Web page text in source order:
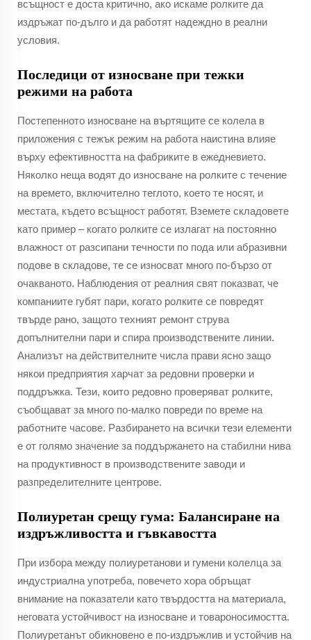
всъщност е доста критично, ако искаме ролките да
издръжат по-дълго и да работят надеждно в реални
условия.
Последици от износване при тежки
режими на работа
Постепенното износване на въртящите се колела в
приложения с тежък режим на работа наистина влияе
върху ефективността на фабриките в ежедневието.
Няколко неща водят до износване на ролките с течение
на времето, включително теглото, което те носят, и
местата, където всъщност работят. Вземете складовете
като пример – когато ролките се излагат на постоянно
влажност от разсипани течности по пода или абразивни
подове в складове, те се износват много по-бързо от
очакваното. Наблюдения от реалния свят показват, че
компаниите губят пари, когато ролките се повредят
твърде рано, защото техният ремонт струва
допълнителни пари и спира производствените линии.
Анализът на действителните числа прави ясно защо
някои предприятия харчат за редовни проверки и
поддръжка. Тези, които редовно проверяват ролките,
съобщават за много по-малко повреди по време на
работните часове. Разбирането на всички тези елементи
е от голямо значение за поддържането на стабилни нива
на продуктивност в производствените заводи и
разпределителните центрове.
Полиуретан срещу гума: Балансиране на
издръжливостта и гъвкавостта
При избора между полиуретанови и гумени колелца за
индустриална употреба, повечето хора обръщат
внимание на показатели като твърдостта на материала,
неговата устойчивост на износване и товароносимостта.
Полиуретанът обикновено е по-издръжлив и устойчив на